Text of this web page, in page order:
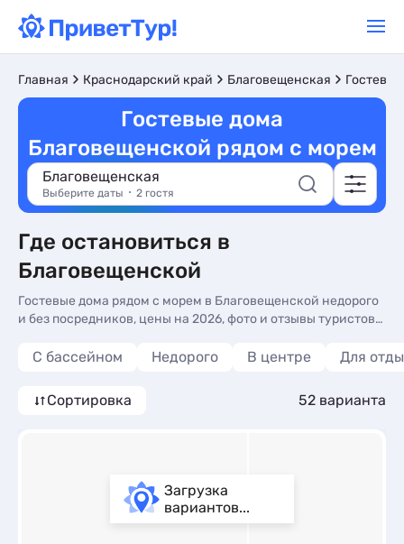
Главная Краснодарский край Благовещенская
Гостевые дома
Благовещенской рядом с морем
Благовещенская
Выберите даты 2 гостя
Где остановиться в
Благовещенской
Гостевые дома рядом с морем в Благовещенской недорого
и без посредников, цены на 2026, фото и отзывы туристов.
более 51 варианта, от 950 руб, номера с кухней в номере, 3-
С бассейном Недорого В центре Для
Сортировка 52 варианта
Загрузка
вариантов...